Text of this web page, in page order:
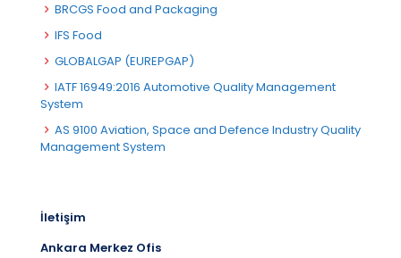
BRCGS Food and Packaging
IFS Food
GLOBALGAP (EUREPGAP)
IATF 16949:2016 Automotive Quality Management
System
AS 9100 Aviation, Space and Defence Industry Quality
Management System
İletişim
Ankara Merkez Ofis